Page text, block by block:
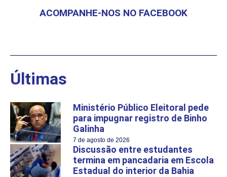
ACOMPANHE-NOS NO FACEBOOK
Últimas
Ministério Público Eleitoral pede
para impugnar registro de Binho
Galinha
7 de agosto de 2026
Discussão entre estudantes
termina em pancadaria em Escola
Estadual do interior da Bahia